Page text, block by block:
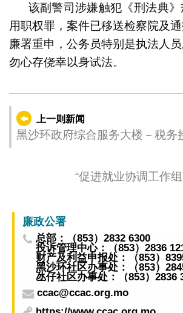
该副警司涉嫌触犯《刑法典
用职权罪，案件已移送检察院及通
廉署重申，公务员特别是执法人
勿心存侥幸以身试法。
上一则新闻
黑沙环政府综合服务大楼－税务
“促进就业协调工作
廉政公署
总部：（853）2832 6300
投诉管理中心：（853）2836
财产及利益申报处：（853）
黑沙环社区办事处：（853）
氹仔社区办事处：（853）2836
ccac@ccac.org.mo